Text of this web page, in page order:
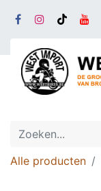
Alle producten